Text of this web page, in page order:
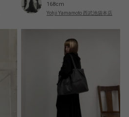
168cm
Yohji Yamamoto 西武池袋本店